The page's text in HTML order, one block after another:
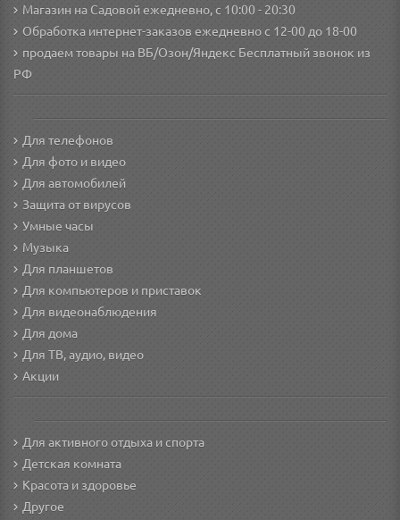
Магазин на Садовой ежедневно, с 10:00 - 20:30
Обработка интернет-заказов ежедневно с 12-00 до 18-00
продаем товары на ВБ/Озон/Яндекс Бесплатный звонок из
РФ
Для телефонов
Для фото и видео
Для автомобилей
Защита от вирусов
Умные часы
Музыка
Для планшетов
Для компьютеров и приставок
Для видеонаблюдения
Для дома
Для ТВ, аудио, видео
Акции
Для активного отдыха и спорта
Детская комната
Красота и здоровье
Другое